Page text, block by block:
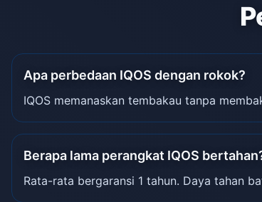
Apa perbedaan IQOS dengan rokok?
IQOS memanaskan tembakau tanpa
Berapa lama perangkat IQOS
Rata-rata bergaransi 1 tahun. Daya tahan